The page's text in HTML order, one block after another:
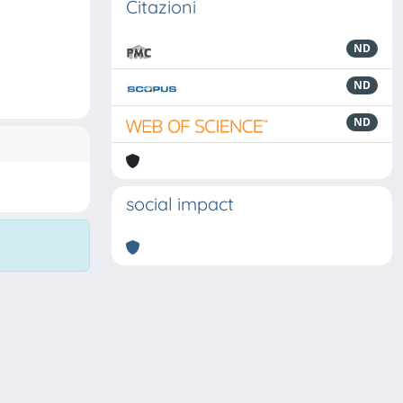
Citazioni
ND
ND
ND
social impact